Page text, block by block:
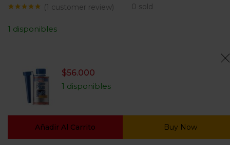
en base a
(1 customer review) 0 sold
1 disponibles
$56.000
1 disponibles
Añadir Al Carrito Buy Now